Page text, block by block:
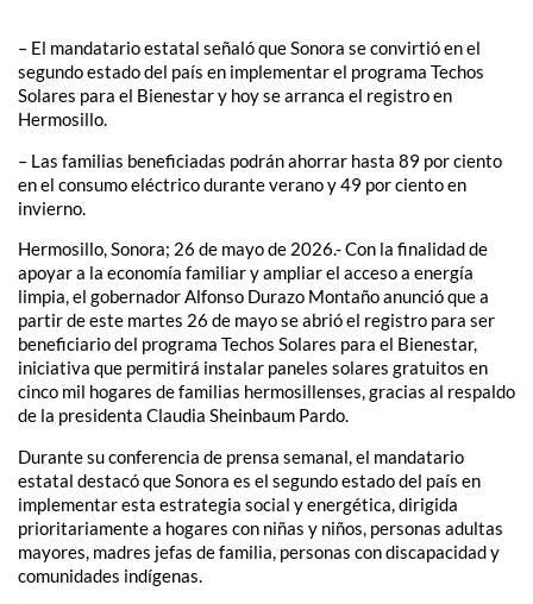
– El mandatario estatal señaló que Sonora se convirtió en el
segundo estado del país en implementar el programa Techos
Solares para el Bienestar y hoy se arranca el registro en
Hermosillo.
– Las familias beneficiadas podrán ahorrar hasta 89 por ciento
en el consumo eléctrico durante verano y 49 por ciento en
invierno.
Hermosillo, Sonora; 26 de mayo de 2026.- Con la finalidad de
apoyar a la economía familiar y ampliar el acceso a energía
limpia, el gobernador Alfonso Durazo Montaño anunció que a
partir de este martes 26 de mayo se abrió el registro para ser
beneficiario del programa Techos Solares para el Bienestar,
iniciativa que permitirá instalar paneles solares gratuitos en
cinco mil hogares de familias hermosillenses, gracias al respaldo
de la presidenta Claudia Sheinbaum Pardo.
Durante su conferencia de prensa semanal, el mandatario
estatal destacó que Sonora es el segundo estado del país en
implementar esta estrategia social y energética, dirigida
prioritariamente a hogares con niñas y niños, personas adultas
mayores, madres jefas de familia, personas con discapacidad y
comunidades indígenas.